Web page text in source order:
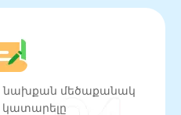
նախքան մեծաքանակ